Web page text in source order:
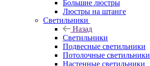
Большие люстры
Люстры на штанге
Светильники
Назад
Светильники
Подвесные светильники
Потолочные светильники
Настенные светильники